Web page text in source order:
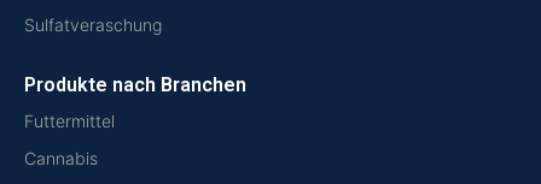
Sulfatveraschung
Produkte nach Branchen
Futtermittel
Cannabis